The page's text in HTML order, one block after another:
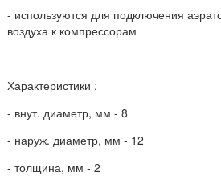
- используются для подключения
воздуха к компрессорам
Характеристики :
- внут. диаметр, мм - 8
- наруж. диаметр, мм - 12
- толщина, мм - 2